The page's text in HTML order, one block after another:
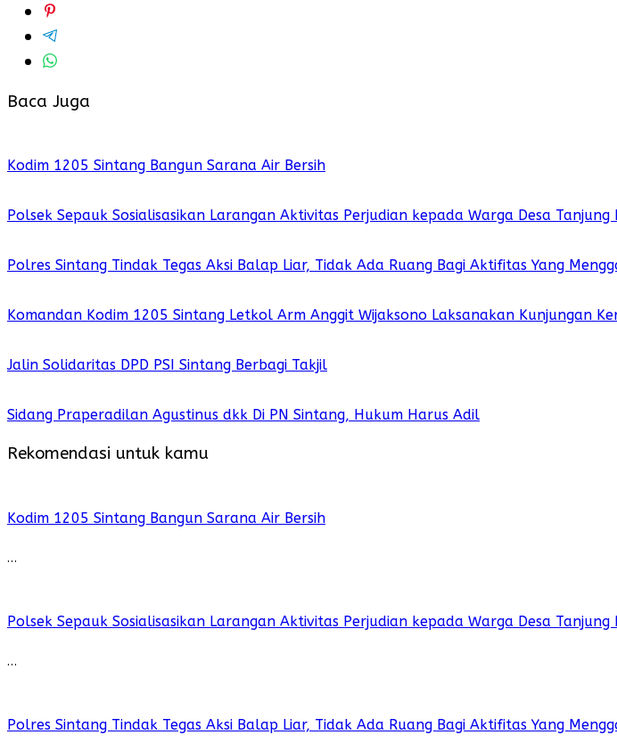
Baca Juga
Kodim 1205 Sintang Bangun Sarana Air Bersih
Polsek Sepauk Sosialisasikan Larangan Aktivitas Perjudian kepada Warga Desa Tanjung
Polres Sintang Tindak Tegas Aksi Balap Liar, Tidak Ada Ruang Bagi Aktifitas Yang
Komandan Kodim 1205 Sintang Letkol Arm Anggit Wijaksono Laksanakan Kunjungan
Jalin Solidaritas DPD PSI Sintang Berbagi Takjil
Sidang Praperadilan Agustinus dkk Di PN Sintang, Hukum Harus Adil
Rekomendasi untuk kamu
Kodim 1205 Sintang Bangun Sarana Air Bersih
…
Polsek Sepauk Sosialisasikan Larangan Aktivitas Perjudian kepada Warga Desa Tanjung
…
Polres Sintang Tindak Tegas Aksi Balap Liar, Tidak Ada Ruang Bagi Aktifitas Yang